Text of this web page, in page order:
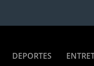
DEPORTES